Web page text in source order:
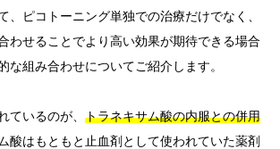
、ピコトーニング単独での治療だけでなく、
わせることでより高い効果が期待できる場合
な組み合わせについてご紹介します。
ているのが、 トラネキサム酸の内服との併用
酸はもともと止血剤として使われていた薬剤